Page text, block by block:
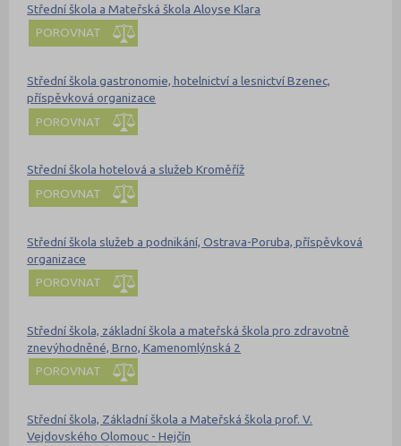
Střední škola a Mateřská škola Aloyse Klara
POROVNAT
Střední škola gastronomie, hotelnictví a lesnictví Bzenec,
příspěvková organizace
POROVNAT
Střední škola hotelová a služeb Kroměříž
POROVNAT
Střední škola služeb a podnikání, Ostrava-Poruba, příspěvková
organizace
POROVNAT
Střední škola, základní škola a mateřská škola pro zdravotně
znevýhodněné, Brno, Kamenomlýnská 2
POROVNAT
Střední škola, Základní škola a Mateřská škola prof. V.
Vejdovského Olomouc - Hejčín